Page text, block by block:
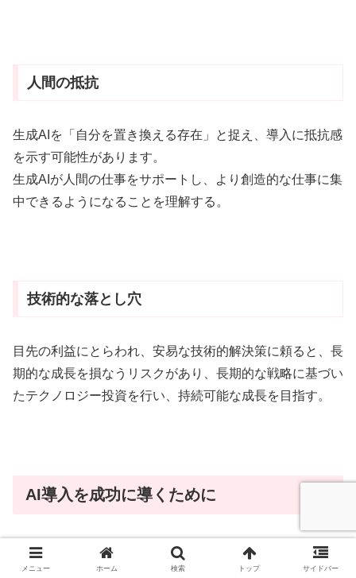
人間の抵抗
生成AIを「自分を置き換える存在」と捉え、導入に抵抗感
を示す可能性があります。
生成AIが人間の仕事をサポートし、より創造的な仕事に集
中できるようになることを理解する 。
技術的な落とし穴
目先の利益にとらわれ、安易な技術的解決策に頼ると、長
期的な成長を損なうリスクがあり、 長期的な戦略に基づい
たテクノロジー投資を行い、持続可能な成長を目指す。
AI導入を成功に導くために
メニュー ホーム 検索 トップ サイドバー